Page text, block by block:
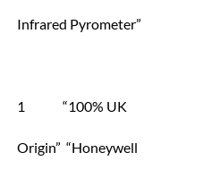
Infrared Pyrometer”
1 “100% UK
Origin” “Honeywell